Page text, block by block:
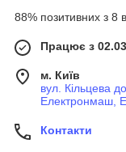
88% позитивних з 8
Працює з
м. Київ
вул. Кільцева
Електронмаш,
Контакти